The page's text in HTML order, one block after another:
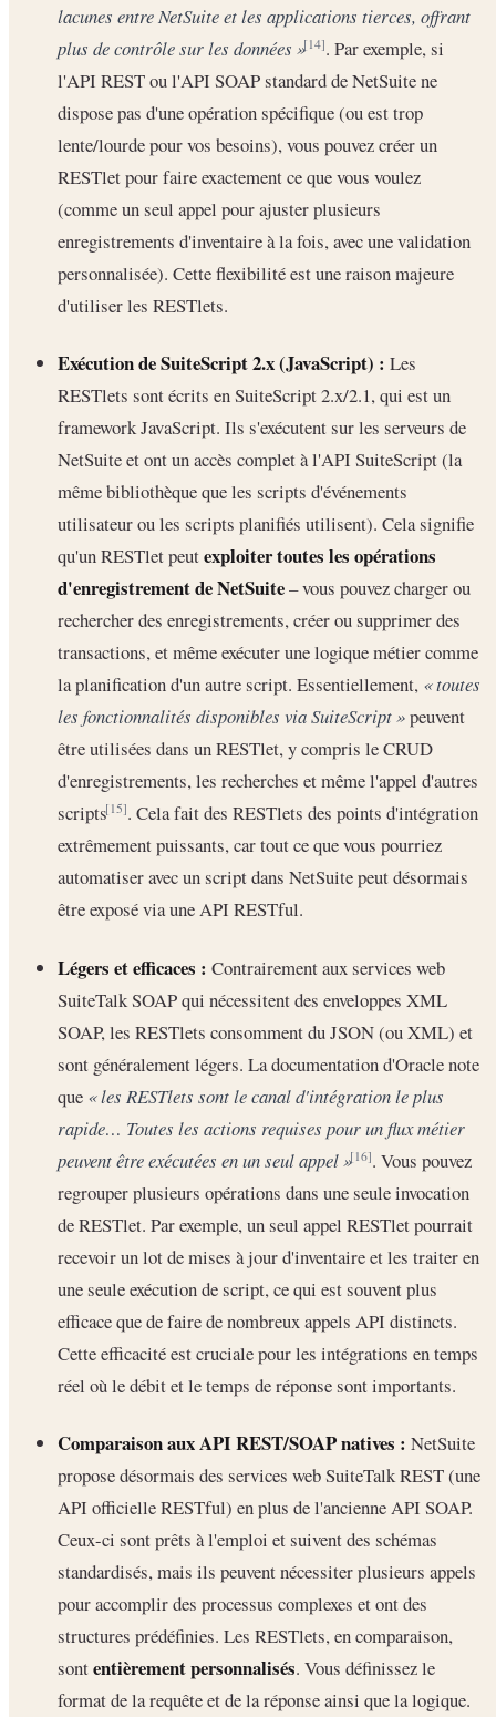
lacunes entre NetSuite et les applications tierces, offrant
plus de contrôle sur les données »[14]. Par exemple, si
l'API REST ou l'API SOAP standard de NetSuite ne
dispose pas d'une opération spécifique (ou est trop
lente/lourde pour vos besoins), vous pouvez créer un
RESTlet pour faire exactement ce que vous voulez
(comme un seul appel pour ajuster plusieurs
enregistrements d'inventaire à la fois, avec une validation
personnalisée). Cette flexibilité est une raison majeure
d'utiliser les RESTlets.
Exécution de SuiteScript 2.x (JavaScript) : Les
RESTlets sont écrits en SuiteScript 2.x/2.1, qui est un
framework JavaScript. Ils s'exécutent sur les serveurs de
NetSuite et ont un accès complet à l'API SuiteScript (la
même bibliothèque que les scripts d'événements
utilisateur ou les scripts planifiés utilisent). Cela signifie
qu'un RESTlet peutexploiter toutes les opérations
d'enregistrement de NetSuite– vous pouvez charger ou
rechercher des enregistrements, créer ou supprimer des
transactions, et même exécuter une logique métier comme
la planification d'un autre script. Essentiellement, « toutes
les fonctionnalités disponibles via SuiteScript »peuvent
être utilisées dans un RESTlet, y compris le CRUD
d'enregistrements, les recherches et même l'appel d'autres
scripts[15]. Cela fait des RESTlets des points d'intégration
extrêmement puissants, car tout ce que vous pourriez
automatiser avec un script dans NetSuite peut désormais
être exposé via une API RESTful.
Légers et efficaces : Contrairement aux services web
SuiteTalk SOAP qui nécessitent des enveloppes XML
SOAP, les RESTlets consomment du JSON (ou XML) et
sont généralement légers. La documentation d'Oracle note
que « les RESTlets sont le canal d'intégration le plus
rapide… Toutes les actions requises pour un flux métier
peuvent être exécutées en un seul appel »[16]. Vous pouvez
regrouper plusieurs opérations dans une seule invocation
de RESTlet. Par exemple, un seul appel RESTlet pourrait
recevoir un lot de mises à jour d'inventaire et les traiter en
une seule exécution de script, ce qui est souvent plus
efficace que de faire de nombreux appels API distincts.
Cette efficacité est cruciale pour les intégrations en temps
réel où le débit et le temps de réponse sont importants.
Comparaison aux API REST/SOAP natives : NetSuite
propose désormais des services web SuiteTalk REST (une
API officielle RESTful) en plus de l'ancienne API SOAP.
Ceux-ci sont prêts à l'emploi et suivent des schémas
standardisés, mais ils peuvent nécessiter plusieurs appels
pour accomplir des processus complexes et ont des
structures prédéfinies. Les RESTlets, en comparaison,
sontentièrement personnalisés. Vous définissez le
format de la requête et de la réponse ainsi que la logique.